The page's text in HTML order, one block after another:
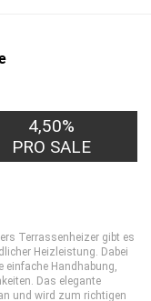
4,50%
PRO SALE
Terrassenheizer gibt es
Heizleistung. Dabei
einfache Handhabung,
Das elegante
und wird zum richtigen